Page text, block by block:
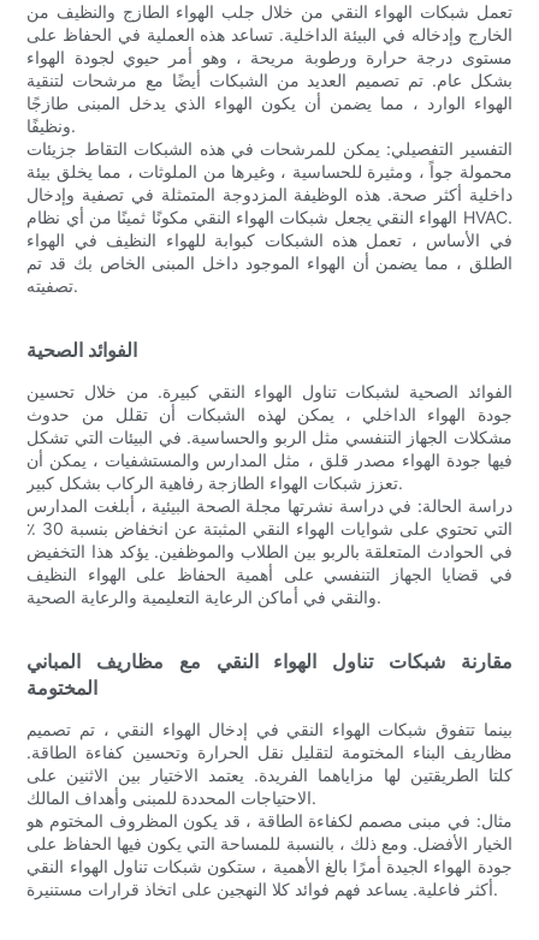
تعمل شبكات الهواء النقي من خلال جلب الهواء الطازج والنظيف من
الخارج وإدخاله في البيئة الداخلية. تساعد هذه العملية في الحفاظ على
مستوى درجة حرارة ورطوبة مريحة ، وهو أمر حيوي لجودة الهواء
بشكل عام. تم تصميم العديد من الشبكات أيضًا مع مرشحات لتنقية
الهواء الوارد ، مما يضمن أن يكون الهواء الذي يدخل المبنى طازجًا
ونظيفًا.
التفسير التفصيلي: يمكن للمرشحات في هذه الشبكات التقاط جزيئات
محمولة جواً ، ومثيرة للحساسية ، وغيرها من الملوثات ، مما يخلق بيئة
داخلية أكثر صحة. هذه الوظيفة المزدوجة المتمثلة في تصفية وإدخال
الهواء النقي يجعل شبكات الهواء النقي مكونًا ثمينًا من أي نظام HVAC.
في الأساس ، تعمل هذه الشبكات كبوابة للهواء النظيف في الهواء
الطلق ، مما يضمن أن الهواء الموجود داخل المبنى الخاص بك قد تم
تصفيته.
الفوائد الصحية
الفوائد الصحية لشبكات تناول الهواء النقي كبيرة. من خلال تحسين
جودة الهواء الداخلي ، يمكن لهذه الشبكات أن تقلل من حدوث
مشكلات الجهاز التنفسي مثل الربو والحساسية. في البيئات التي تشكل
فيها جودة الهواء مصدر قلق ، مثل المدارس والمستشفيات ، يمكن أن
تعزز شبكات الهواء الطازجة رفاهية الركاب بشكل كبير.
دراسة الحالة: في دراسة نشرتها مجلة الصحة البيئية ، أبلغت المدارس
التي تحتوي على شوايات الهواء النقي المثبتة عن انخفاض بنسبة 30 ٪
في الحوادث المتعلقة بالربو بين الطلاب والموظفين. يؤكد هذا التخفيض
في قضايا الجهاز التنفسي على أهمية الحفاظ على الهواء النظيف
والنقي في أماكن الرعاية التعليمية والرعاية الصحية.
مقارنة شبكات تناول الهواء النقي مع مظاريف المباني
المختومة
بينما تتفوق شبكات الهواء النقي في إدخال الهواء النقي ، تم تصميم
مظاريف البناء المختومة لتقليل نقل الحرارة وتحسين كفاءة الطاقة.
كلتا الطريقتين لها مزاياهما الفريدة. يعتمد الاختيار بين الاثنين على
الاحتياجات المحددة للمبنى وأهداف المالك.
مثال: في مبنى مصمم لكفاءة الطاقة ، قد يكون المظروف المختوم هو
الخيار الأفضل. ومع ذلك ، بالنسبة للمساحة التي يكون فيها الحفاظ على
جودة الهواء الجيدة أمرًا بالغ الأهمية ، ستكون شبكات تناول الهواء النقي
أكثر فاعلية. يساعد فهم فوائد كلا النهجين على اتخاذ قرارات مستنيرة.